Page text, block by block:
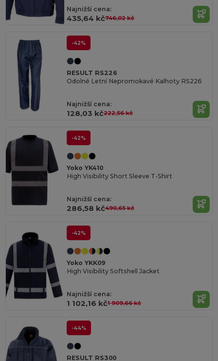
Najnižší cena:
435,64 kč746,02 kč
-42%
RESULT RS226
Odolné Letní Nepromokavé Kalhoty RS226
Najnižší cena:
128,03 kč222,56 kč
-42%
Yoko YK410
High Visibility Short Sleeve T-Shirt
Najnižší cena:
286,58 kč490,65 kč
-42%
Yoko YKK09
High Visibility Softshell Jacket
Najnižší cena:
1 102,16 kč1 909,66 kč
-44%
RESULT RS300